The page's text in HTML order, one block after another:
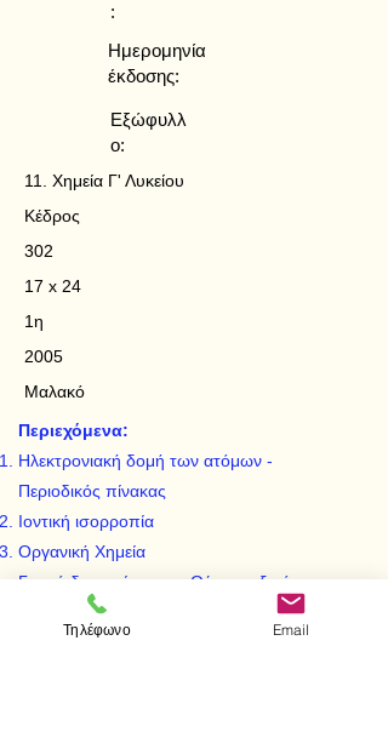
:
Ημερομηνία
έκδοσης:
Εξώφυλλ
ο:
11. Χημεία Γ' Λυκείου
Κέδρος
302
17 x 24
1η
2005
Μαλακό
Περιεχόμενα:
Ηλεκτρονιακή δομή των ατόμων -
Περιοδικός πίνακας
Ιοντική ισορροπία
Οργανική Χημεία
Γενικά διαγωνίσματα - Θέματα εξετάσεων
Απαντήσεις ερωτήσεων - Υποδείξεις για τη
λύση ασκήσεων
Τηλέφωνο Email